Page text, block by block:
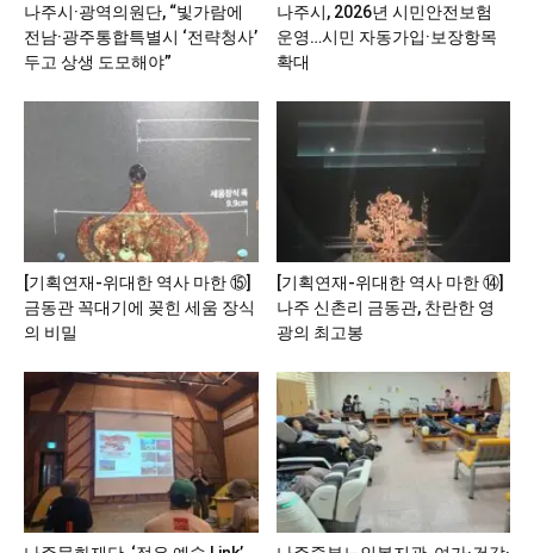
나주시·광역의원단, “빛가람에
전남·광주통합특별시 ‘전략청사’
두고 상생 도모해야”
나주시, 2026년 시민안전보험
운영…시민 자동가입·보장항목
확대
[기획연재-위대한 역사 마한 ⑮]
금동관 꼭대기에 꽂힌 세움 장식
의 비밀
[기획연재-위대한 역사 마한 ⑭]
나주 신촌리 금동관, 찬란한 영
광의 최고봉